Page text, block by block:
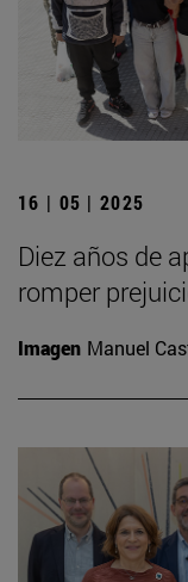
16 | 05 | 2025
Diez años de
romper
Imagen Manuel